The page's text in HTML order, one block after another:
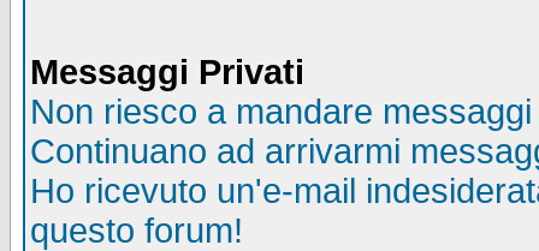
Messaggi Privati
Non riesco a mandare
Continuano ad arrivarmi
Ho ricevuto un'e-mail
questo forum!